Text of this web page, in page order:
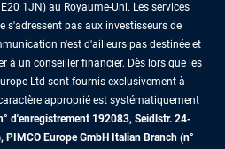
1JN) au Royaume-Uni. Les services
s'adressent pas aux investisseurs de
n'est d'ailleurs pas destinée et
à un conseiller financier. Dès lors que les
Ltd sont fournis exclusivement à
approprié est systématiquement
d'enregistrement 192083, Seidlstr. 24-
Europe GmbH Italian Branch (n°